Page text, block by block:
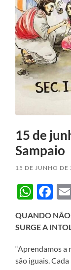
15 de
Sampaio
15 DE JUNHO DE
QUANDO NÃO
SURGE A
“Aprendamos a
são iguais.